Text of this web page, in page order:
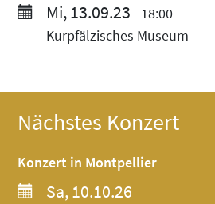
Mi, 13.09.23
18:00
Kurpfälzisches Museum
Nächstes Konzert
Konzert in Montpellier
Sa, 10.10.26